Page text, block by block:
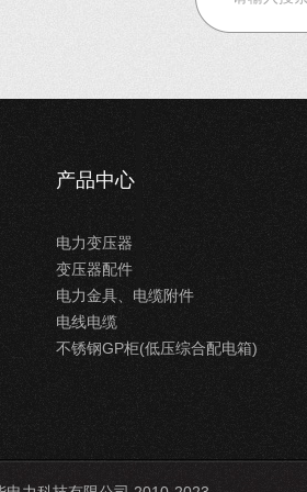
产品中心
电力变压器
变压器配件
电力金具、电缆附件
电线电缆
不锈钢GP柜(低压综合配电箱)